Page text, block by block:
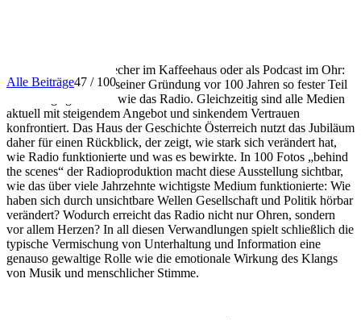
Ob über den Lautsprecher im Kaffeehaus oder als Podcast im Ohr:
Kein Medium ist seit seiner Gründung vor 100 Jahren so fester Teil
des Alltags geblieben wie das Radio. Gleichzeitig sind alle Medien
aktuell mit steigendem Angebot und sinkendem Vertrauen
konfrontiert. Das Haus der Geschichte Österreich nutzt das Jubiläum
daher für einen Rückblick, der zeigt, wie stark sich verändert hat,
wie Radio funktionierte und was es bewirkte. In 100 Fotos „behind
the scenes“ der Radioproduktion macht diese Ausstellung sichtbar,
wie das über viele Jahrzehnte wichtigste Medium funktionierte: Wie
haben sich durch unsichtbare Wellen Gesellschaft und Politik hörbar
verändert? Wodurch erreicht das Radio nicht nur Ohren, sondern
vor allem Herzen? In all diesen Verwandlungen spielt schließlich die
typische Vermischung von Unterhaltung und Information eine
genauso gewaltige Rolle wie die emotionale Wirkung des Klangs
von Musik und menschlicher Stimme.
Alle Beiträge47 / 100